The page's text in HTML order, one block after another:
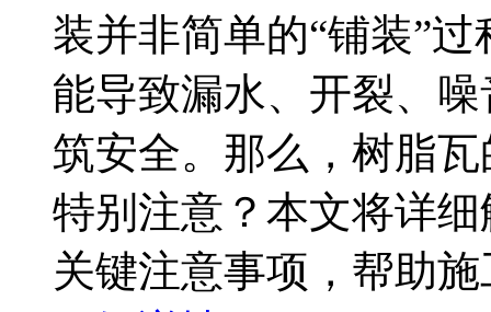
装并非简单的“铺装”
能导致漏水、开裂、
筑安全。那么，树脂
特别注意？本文将详
关键注意事项，帮助施